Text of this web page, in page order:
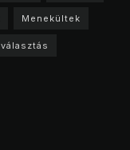
Menekültek
választás